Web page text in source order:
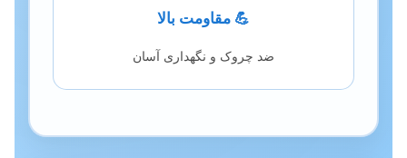
💪 مقاومت بالا
ضد چروک و نگهداری آسان